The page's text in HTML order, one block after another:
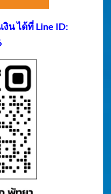
น ได้ที่ Line ID: